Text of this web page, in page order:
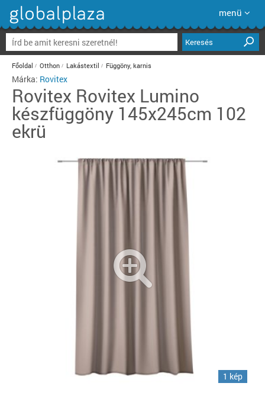
menü
Keresés
Főoldal Otthon Lakástextil Függöny, karnis
Márka: Rovitex
Rovitex Rovitex Lumino
készfüggöny 145x245cm 102
ekrü
1 kép